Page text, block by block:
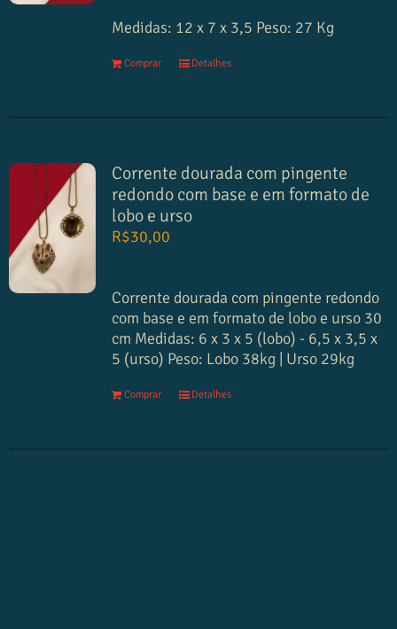
Medidas: 12 x 7 x 3,5 Peso: 27 Kg
Comprar Detalhes
Corrente dourada com pingente
redondo com base e em formato de
lobo e urso
R$30,00
Corrente dourada com pingente redondo
com base e em formato de lobo e urso 30
cm Medidas: 6 x 3 x 5 (lobo) - 6,5 x 3,5 x
5 (urso) Peso: Lobo 38kg | Urso 29kg
Comprar Detalhes